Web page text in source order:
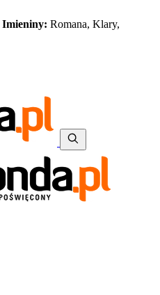
Imieniny: Romana, Klary,